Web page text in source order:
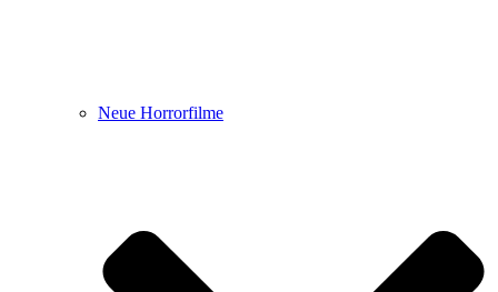
Neue Horrorfilme